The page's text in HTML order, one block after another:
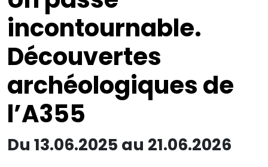
incontournable.
Découvertes
archéologiques de
l’A355
Du 13.06.2025 au 21.06.2026